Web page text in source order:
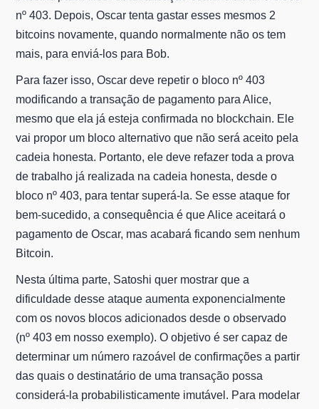
nº 403. Depois, Oscar tenta gastar esses mesmos 2
bitcoins novamente, quando normalmente não os tem
mais, para enviá-los para Bob.
Para fazer isso, Oscar deve repetir o bloco nº 403
modificando a transação de pagamento para Alice,
mesmo que ela já esteja confirmada no blockchain. Ele
vai propor um bloco alternativo que não será aceito pela
cadeia honesta. Portanto, ele deve refazer toda a prova
de trabalho já realizada na cadeia honesta, desde o
bloco nº 403, para tentar superá-la. Se esse ataque for
bem-sucedido, a consequência é que Alice aceitará o
pagamento de Oscar, mas acabará ficando sem nenhum
Bitcoin.
Nesta última parte, Satoshi quer mostrar que a
dificuldade desse ataque aumenta exponencialmente
com os novos blocos adicionados desde o observado
(nº 403 em nosso exemplo). O objetivo é ser capaz de
determinar um número razoável de confirmações a partir
das quais o destinatário de uma transação possa
considerá-la probabilisticamente imutável. Para modelar